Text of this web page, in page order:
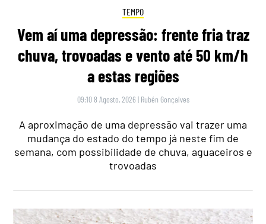
TEMPO
Vem aí uma depressão: frente fria traz
chuva, trovoadas e vento até 50 km/h
a estas regiões
09:10 8 Agosto, 2026 | Rubén Gonçalves
A aproximação de uma depressão vai trazer uma
mudança do estado do tempo já neste fim de
semana, com possibilidade de chuva, aguaceiros e
trovoadas